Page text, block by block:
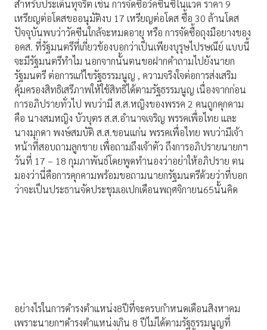
สำหรับประเด็นทุจริต เช่น การจัดซื้อวัคซีนซิโนแวค ราคา 9
เหรียญต่อโดสขออนุมัติงบ 17 เหรียญต่อโดส ซื้อ 30 ล้านโดส
ปัจจุบันพบว่าวัคซีนใกล้จะหมดอายุ หรือ การจัดซื้อถุงมือยางของ
อคส. ที่รัฐมนตรีที่เกี่ยวข้องบอกว่าเป็นเพียงบุรุษไปรษณีย์ แบบนี้
จะมีรัฐมนตรีทำไม นอกจากนั้นตนขอฝากคำถามไปยังนายก
รัฐมนตรี ต่อการแก้ไขรัฐธรรมนูญ , ความจริงใจต่อการส่งเสริม
คุ้มครองสิทธิเสรีภาพให้ใช้สิทธิได้ตามรัฐธรรมนูญ เนื่องจากก่อน
การอภิปรายทั่วไป พบว่ามี ส.ส.หญิงของพรรค 2 คนถูกคุกคาม
คือ นางสมหญิง บัวบุตร ส.ส.อำนาจเจริญ พรรคเพื่อไทย และ
นางมุกดา พงษ์สมบัติ ส.ส.ขอนแก่น พรรคเพื่อไทย พบว่ามีเจ้า
หน้าที่สอบถามลูกชาย เพื่อถามถึงเจ้าตัว ถึงการอภิปรายนายกฯ
วันที่ 17 – 18 กุมภาพันธ์โดยพูดทำนองว่าอย่าให้อภิปราย ตน
มองว่านี่คือการคุกคามพร้อมขอถามนายกรัฐมนตรีด้วยว่าที่บอก
ว่าจะเป็นประธานจัดประชุมเอเปกเดือนพฤศจิกายน65นั้นคิด
อย่างไรในการดำรงตำแหน่ง8ปีที่จะครบกำหนดเดือนสิงหาคม
เพราะนายกฯดำรงตำแหน่งเกิน 8 ปีไม่ได้ตามรัฐธรรมนูญที่